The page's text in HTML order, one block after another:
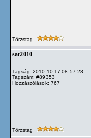
Törzstag
sat2010
Tagság: 2010-10-17 08:57:28
Tagszám: #89353
Hozzászólások: 767
Törzstag